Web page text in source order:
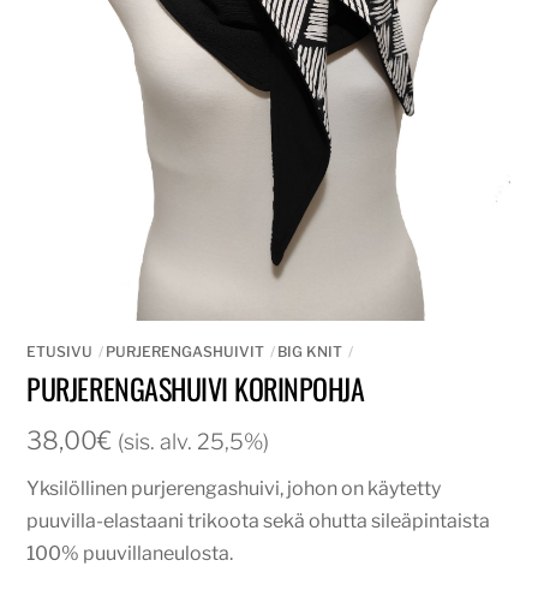
ETUSIVU PURJERENGASHUIVIT BIG KNIT
PURJERENGASHUIVI KORINPOHJA
38,00€ (sis. alv. 25,5%)
Yksilöllinen purjerengashuivi, johon on käytetty
puuvilla-elastaani trikoota sekä ohutta sileäpintaista
100% puuvillaneulosta.